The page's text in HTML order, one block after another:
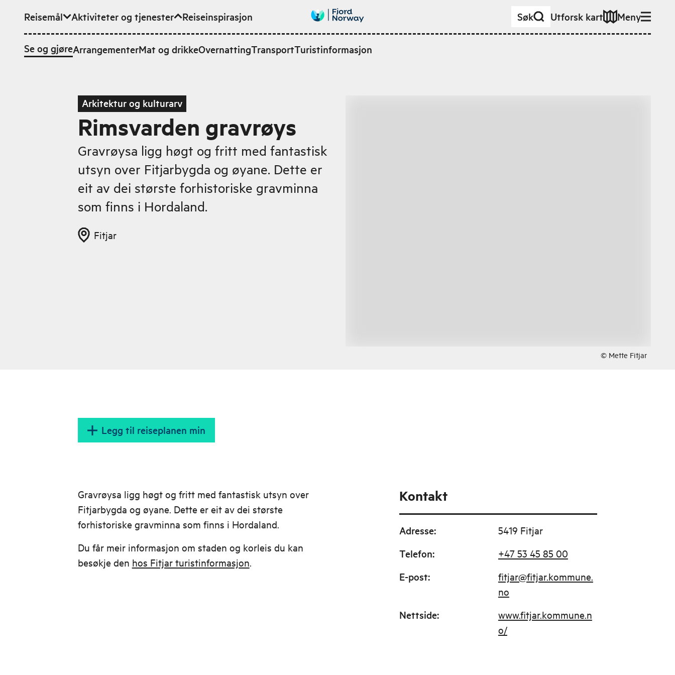
Hopp til hovedinnhold
Reisemål Aktiviteter og tjenester
Se og gjøreArrangementerMat og drikkeOvernattingTransportTuristinformasjon
Reiseinspirasjon Søk Utforsk kart Meny
Arkitektur og kulturarv
Rimsvarden gravrøys
Gravrøysa ligg høgt og fritt med fantastisk
utsyn over Fitjarbygda og øyane. Dette er
eit av dei største forhistoriske gravminna
som finns i Hordaland.
Fitjar
© Mette Fitjar
Legg til reiseplanen min
Gravrøysa ligg høgt og fritt med fantastisk utsyn over
Fitjarbygda og øyane. Dette er eit av dei største
forhistoriske gravminna som finns i Hordaland.
Du får meir informasjon om staden og korleis du kan
besøkje den hos Fitjar turistinformasjon.
Kontakt
Adresse: 5419 Fitjar
Telefon: +47 53 45 85 00
E-post:
fitjar@fitjar.kommune.
no
Nettside:
www.fitjar.kommune.n
o/